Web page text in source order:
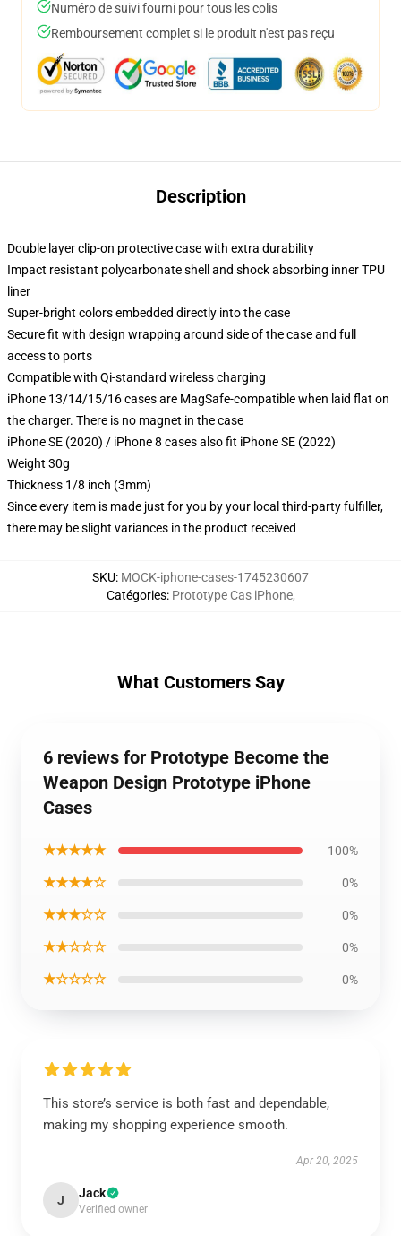
Numéro de suivi fourni pour tous les colis
Remboursement complet si le produit n'est pas reçu
Description
Double layer clip-on protective case with extra durability
Impact resistant polycarbonate shell and shock absorbing inner TPU
liner
Super-bright colors embedded directly into the case
Secure fit with design wrapping around side of the case and full
access to ports
Compatible with Qi-standard wireless charging
iPhone 13/14/15/16 cases are MagSafe-compatible when laid flat on
the charger. There is no magnet in the case
iPhone SE (2020) / iPhone 8 cases also fit iPhone SE (2022)
Weight 30g
Thickness 1/8 inch (3mm)
Since every item is made just for you by your local third-party fulfiller,
there may be slight variances in the product received
SKU: MOCK-iphone-cases-1745230607
Catégories: Prototype Cas iPhone,
What Customers Say
6 reviews for Prototype Become the
Weapon Design Prototype iPhone
Cases
★★★★★ 100%
★★★★☆ 0%
★★★☆☆ 0%
★★☆☆☆ 0%
★☆☆☆☆ 0%
This store’s service is both fast and dependable,
making my shopping experience smooth.
Apr 20, 2025
J Jack
Verified owner